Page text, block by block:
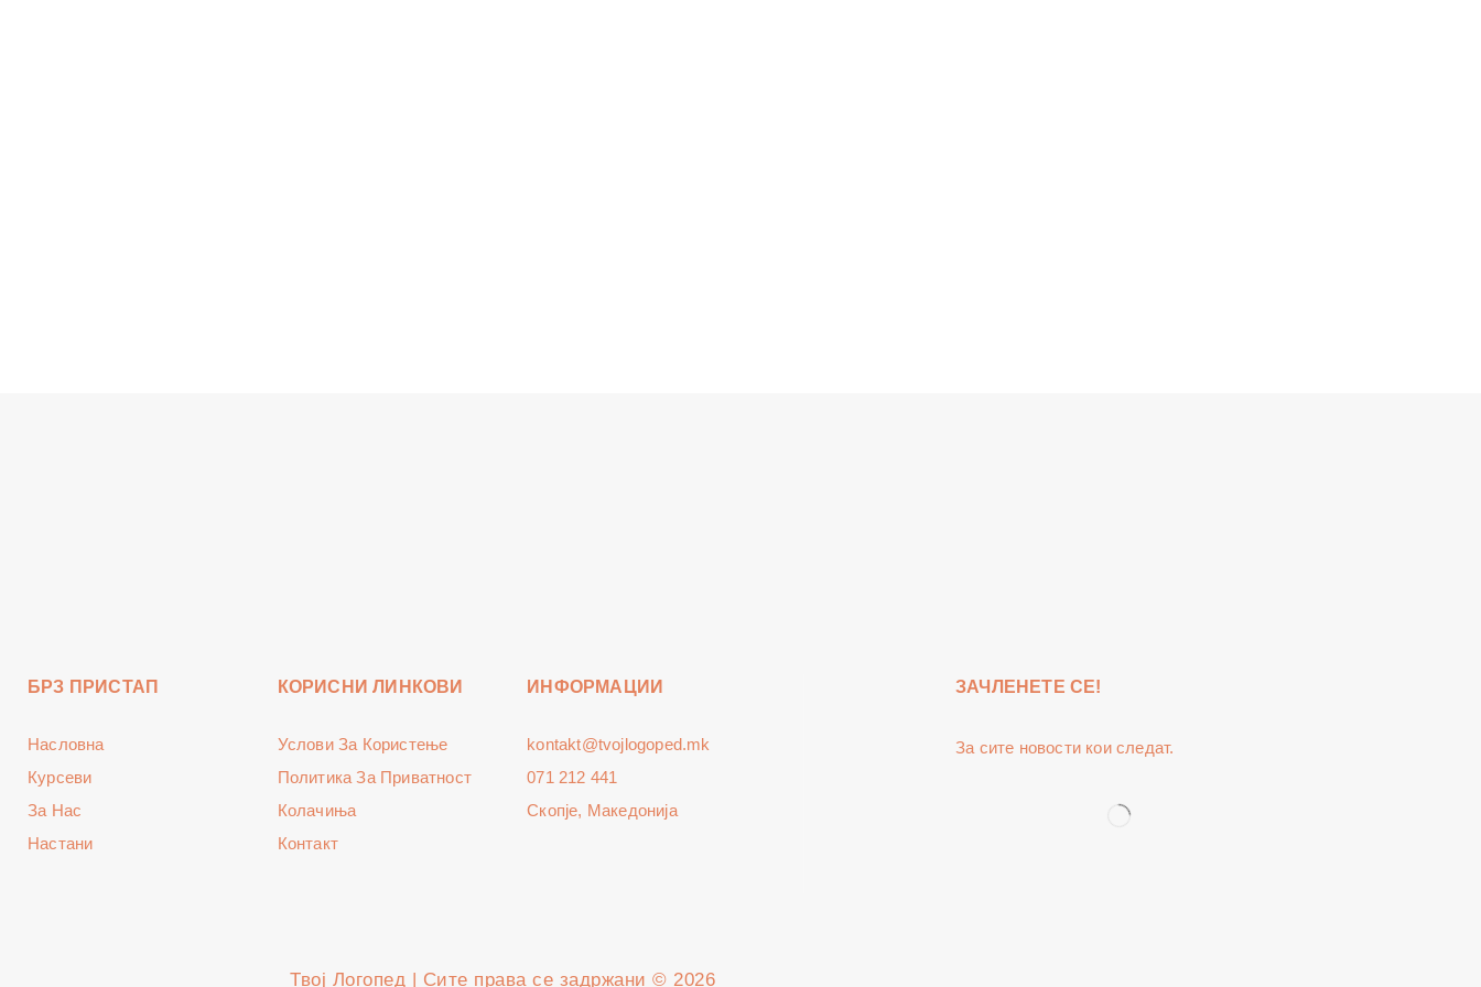
БРЗ ПРИСТАП
Насловна
Курсеви
За Нас
Настани
КОРИСНИ ЛИНКОВИ
Услови За Користење
Политика За Приватност
Колачиња
Контакт
ИНФОРМАЦИИ
kontakt@tvojlogoped.mk
071 212 441
Скопје, Македонија
ЗАЧЛЕНЕТЕ СЕ!
За сите новости кои следат.
Твој Логопед | Сите права се задржани © 2026